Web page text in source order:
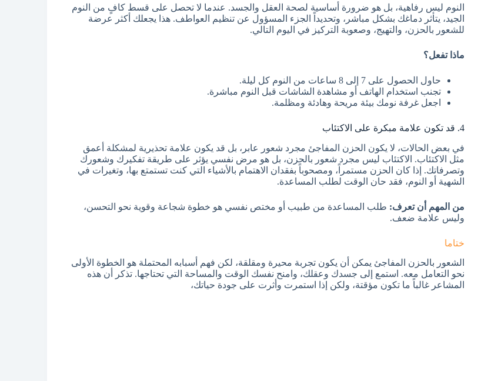
النوم ليس رفاهية، بل هو ضرورة أساسية لصحة العقل والجسد. عندما لا تحصل على قسط كافٍ من النوم
الجيد، يتأثر دماغك بشكل مباشر، وتحديداً الجزء المسؤول عن تنظيم العواطف. هذا يجعلك أكثر عرضة
للشعور بالحزن، والتهيج، وصعوبة التركيز في اليوم التالي.
ماذا تفعل؟
حاول الحصول على 7 إلى 8 ساعات من النوم كل ليلة.
تجنب استخدام الهاتف أو مشاهدة الشاشات قبل النوم مباشرة.
اجعل غرفة نومك بيئة مريحة وهادئة ومظلمة.
4. قد تكون علامة مبكرة على الاكتئاب
في بعض الحالات، لا يكون الحزن المفاجئ مجرد شعور عابر، بل قد يكون علامة تحذيرية لمشكلة أعمق
مثل الاكتئاب. الاكتئاب ليس مجرد شعور بالحزن، بل هو مرض نفسي يؤثر على طريقة تفكيرك وشعورك
وتصرفاتك. إذا كان الحزن مستمراً، ومصحوباً بفقدان الاهتمام بالأشياء التي كنت تستمتع بها، وتغيرات في
الشهية أو النوم، فقد حان الوقت لطلب المساعدة.
من المهم أن تعرف: طلب المساعدة من طبيب أو مختص نفسي هو خطوة شجاعة وقوية نحو التحسن،
وليس علامة ضعف.
ختاما
الشعور بالحزن المفاجئ يمكن أن يكون تجربة محيرة ومقلقة، لكن فهم أسبابه المحتملة هو الخطوة الأولى
نحو التعامل معه. استمع إلى جسدك وعقلك، وامنح نفسك الوقت والمساحة التي تحتاجها. تذكر أن هذه
المشاعر غالباً ما تكون مؤقتة، ولكن إذا استمرت وأثرت على جودة حياتك،